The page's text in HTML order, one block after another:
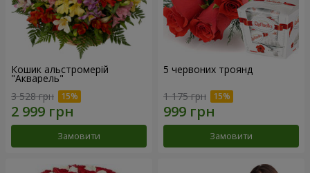
Кошик альстромерій
"Акварель"
3 528 грн
Замовити
5 червоних троянд
1 175 грн
Замовити